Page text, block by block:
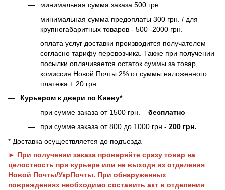
минимальная сумма заказа 500 грн.
минимальная сумма предоплаты 300 грн. / для
крупногабаритных товаров - 500 -2000 грн.
оплата услуг доставки производится получателем
согласно тарифу перевозчика. Также при получении
посылки оплачивается остаток суммы за товар,
комиссия Новой Почты 2% от суммы наложенного
платежа + 20 грн.
Курьером к двери по Киеву*
при сумме заказа от 1500 грн. – бесплатно
при сумме заказа от 800 до 1000 грн - 200 грн.
* Доставка осуществляется до подъезда
► При получении заказа проверяйте сразу товар на
целостность при курьере или не выходя из отделения
Новой Почты/УкрПочты. При обнаруженных
повреждениях необходимо составить акт в отделении